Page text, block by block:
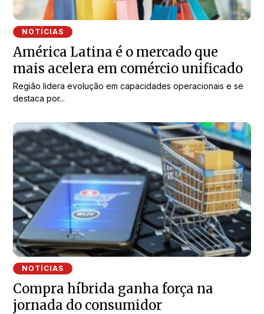
NOTÍCIAS
América Latina é o mercado que
mais acelera em comércio unificado
Região lidera evolução em capacidades operacionais e se
destaca por...
NOTÍCIAS
Compra híbrida ganha força na
jornada do consumidor